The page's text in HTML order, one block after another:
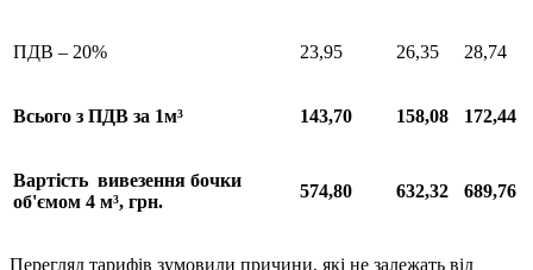
ПДВ – 20% 23,95 26,35 28,74
Всього з ПДВ за 1м³ 143,70 158,08 172,44
Вартість вивезення бочки
об'ємом 4 м³, грн.
574,80 632,32 689,76
Перегляд тарифів зумовили причини, які не залежать від